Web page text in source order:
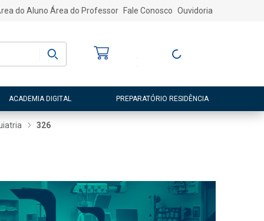
do Aluno Área do Professor Fale Conosco Ouvidoria
Entre ou Cadastre-
ACADEMIA DIGITAL PREPARATÓRIO RESIDÊNCIA
326